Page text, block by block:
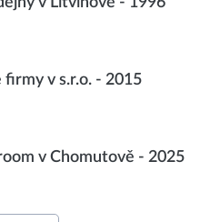
firmy v s.r.o. - 2015
v Chomutově - 2025